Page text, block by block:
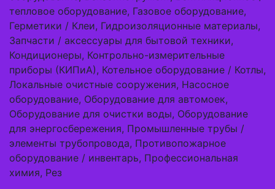
тепловое оборудование, Газовое оборудование,
Герметики / Клеи, Гидроизоляционные материалы,
Запчасти / аксессуары для бытовой техники,
Кондиционеры, Контрольно-измерительные
приборы (КИПиА), Котельное оборудование / Котлы,
Локальные очистные сооружения, Насосное
оборудование, Оборудование для автомоек,
Оборудование для очистки воды, Оборудование
для энергосбережения, Промышленные трубы /
элементы трубопровода, Противопожарное
оборудование / инвентарь, Профессиональная
химия, Рез